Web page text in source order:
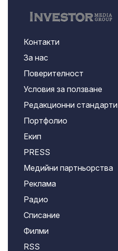
Контакти
За нас
Поверителност
Условия за ползване
Редакционни стандарти
Портфолио
Екип
PRESS
Медийни партньорства
Реклама
Радио
Списание
Филми
RSS